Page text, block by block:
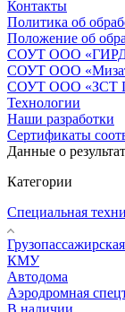
Контакты
Политика об
Положение об
СОУТ ООО
СОУТ ООО
СОУТ ООО «ЗСТ
Технологии
Наши разработки
Сертификаты
Данные о
Категории
Специальная
КМУ
Автодома
Аэродромная
В наличии